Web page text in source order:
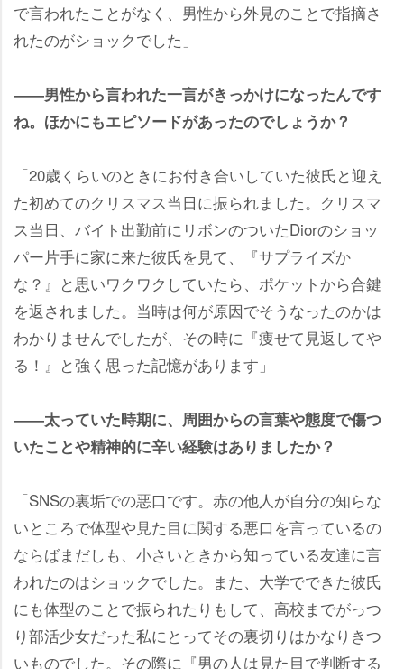
で言われたことがなく、男性から外見のことで指摘さ
れたのがショックでした」
――男性から言われた一言がきっかけになったんです
ね。ほかにもエピソードがあったのでしょうか？
「20歳くらいのときにお付き合いしていた彼氏と迎え
た初めてのクリスマス当日に振られました。クリスマ
ス当日、バイト出勤前にリボンのついたDiorのショッ
パー片手に家に来た彼氏を見て、『サプライズか
な？』と思いワクワクしていたら、ポケットから合鍵
を返されました。当時は何が原因でそうなったのかは
わかりませんでしたが、その時に『痩せて見返して
る！』と強く思った記憶があります」
――太っていた時期に、周囲からの言葉や態度で傷つ
いたことや精神的に辛い経験はありましたか？
「SNSの裏垢での悪口です。赤の他人が自分の知らな
いところで体型や見た目に関する悪口を言っているの
ならばまだしも、小さいときから知っている友達に言
われたのはショックでした。また、大学でできた彼氏
にも体型のことで振られたりもして、高校までがっつ
り部活少女だった私にとってその裏切りはかなりきつ
いものでした。その際に『男の人は見た目で判断する